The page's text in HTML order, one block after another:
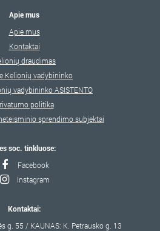
Apie mus
Apie mus
Kontaktai
draudimas
Kelionių vadybininko
vadybininko ASISTENTO
politika
sprendimo subjektai
soc. tinkluose:
Facebook
Instagram
Kontaktai:
g. 55 / KAUNAS: K. Petrausko g. 13